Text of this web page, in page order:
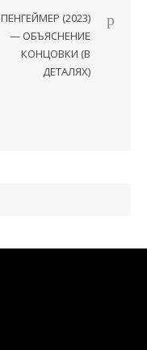
(2023)
— ОБЪЯСНЕНИЕ
КОНЦОВКИ (В
ДЕТАЛЯХ)